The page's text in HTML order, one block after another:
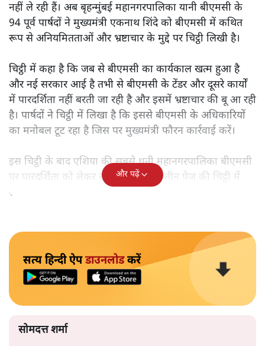
नहीं ले रही हैं। अब बृहन्मुंबई महानगरपालिका यानी बीएमसी के
94 पूर्व पार्षदों ने मुख्यमंत्री एकनाथ शिंदे को बीएमसी में कथित
रूप से अनियमितताओं और भ्रष्टाचार के मुद्दे पर चिट्ठी लिखी है।
चिट्ठी में कहा है कि जब से बीएमसी का कार्यकाल खत्म हुआ है
और नई सरकार आई है तभी से बीएमसी के टेंडर और दूसरे कार्यों
में पारदर्शिता नहीं बरती जा रही है और इसमें भ्रष्टाचार की बू आ रही
है। पार्षदों ने चिट्ठी में लिखा है कि इससे बीएमसी के अधिकारियों
का मनोबल टूट रहा है जिस पर मुख्यमंत्री फौरन कार्रवाई करें।
इस चिट्ठी के बाद एशिया की सबसे धनी महानगरपालिका बीएमसी
पर पारदर्शिता को लेकर सवाल उठ रहे हैं। तीन पेज की चिट्ठी में
सभी पार्टियों के पूर्व पार्षदों के दस्तखत हैं।
और पढ़ें
सत्य हिन्दी ऐपडाउनलोडकरें
सोमदत्त शर्मा